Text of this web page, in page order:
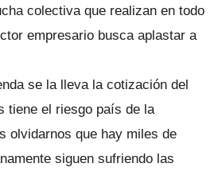
colectiva que realizan en todo
empresario busca aplastar a
se la lleva la cotización del
tiene el riesgo país de la
olvidarnos que hay miles de
siguen sufriendo las